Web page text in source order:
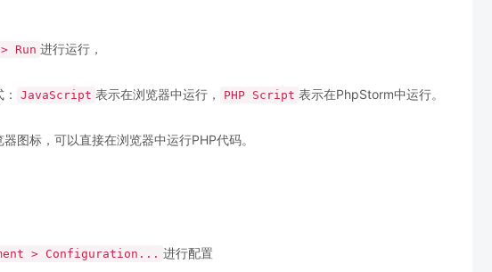
Run 进行运行，
JavaScript 表示在浏览器中运行， PHP Script 表示在PhpStorm中运行。
图标，可以直接在浏览器中运行PHP代码。
> Configuration... 进行配置